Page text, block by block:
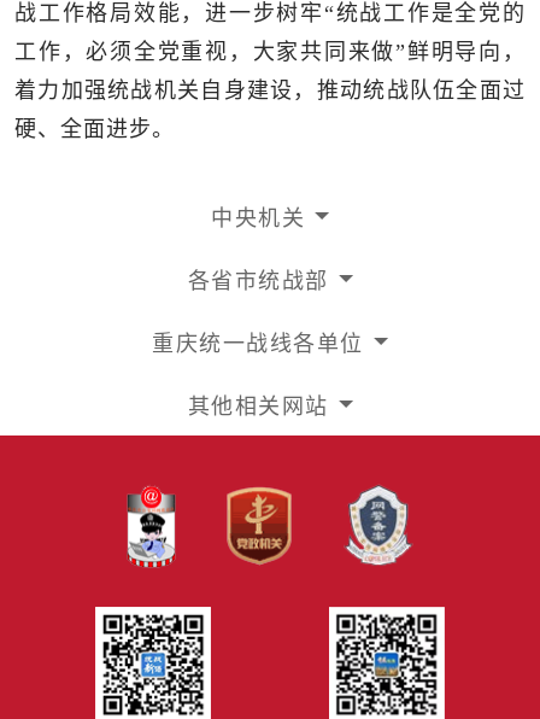
战工作格局效能，进一步树牢“统战工作是全党的
工作，必须全党重视，大家共同来做”鲜明导向，
着力加强统战机关自身建设，推动统战队伍全面过
硬、全面进步。
中央机关
各省市统战部
重庆统一战线各单位
其他相关网站